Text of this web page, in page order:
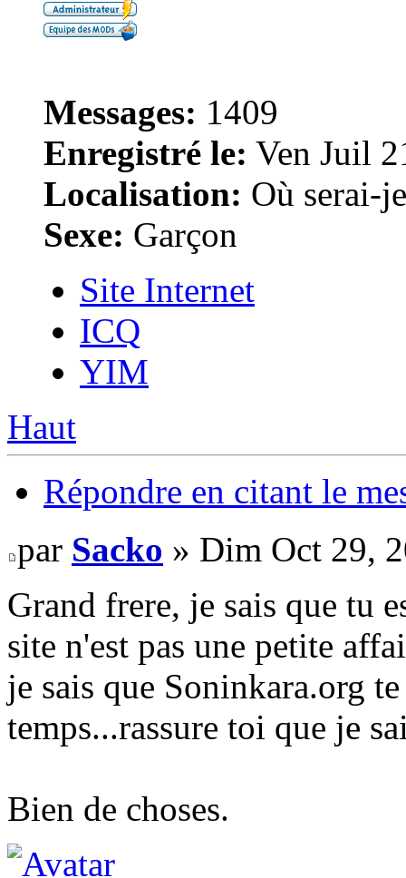
Messages: 1409
Enregistré le: Ven Juil
Localisation: Où serai-
Sexe: Garçon
Site Internet
ICQ
YIM
Haut
Répondre en citant le
par Sacko » Dim Oct 29,
Grand frere, je sais que tu
site n'est pas une petite
je sais que Soninkara.org
temps...rassure toi que je
Bien de choses.